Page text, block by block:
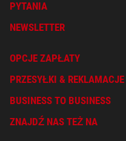
PYTANIA
NEWSLETTER
OPCJE ZAPŁATY
PRZESYŁKI & REKLAMACJE
BUSINESS TO BUSINESS
ZNAJDŹ NAS TEŻ NA